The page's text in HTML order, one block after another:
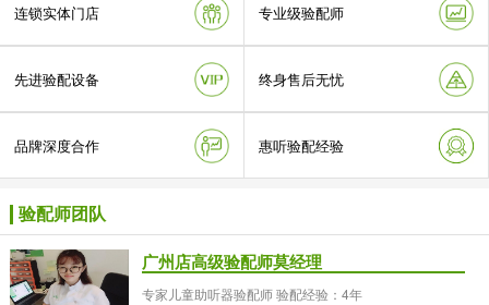
连锁实体门店 专业级验配师
先进验配设备 终身售后无忧
品牌深度合作 惠听验配经验
验配师团队
广州店高级验配师莫经理
专家儿童助听器验配师 验配经验：4年